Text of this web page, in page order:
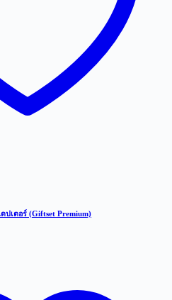
ปเตอร์ (Giftset Premium)